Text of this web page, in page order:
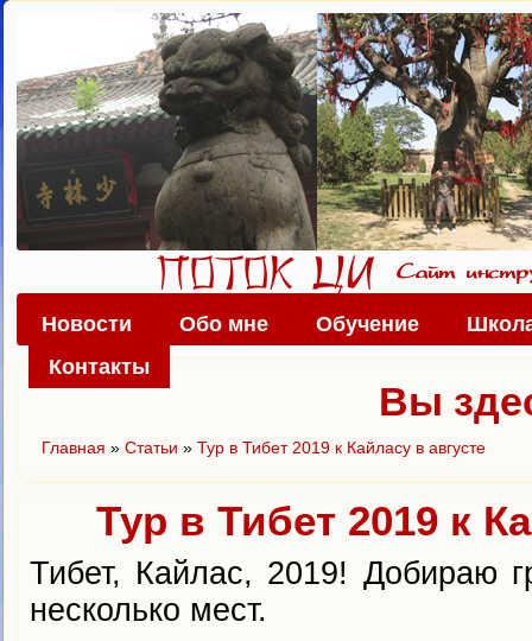
Новости Обо мне Обучение
Контакты
Вы
Главная » Статьи » Тур в Тибет 2019 к Кайласу в августе
Тур в Тибет 2019 к
Тибет, Кайлас, 2019! Добираю
несколько мест.